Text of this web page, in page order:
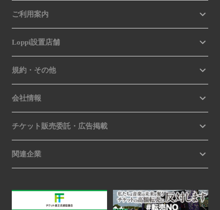
ご利用案内
Loppi設置店舗
規約・その他
会社情報
チケット販売委託・広告掲載
関連企業